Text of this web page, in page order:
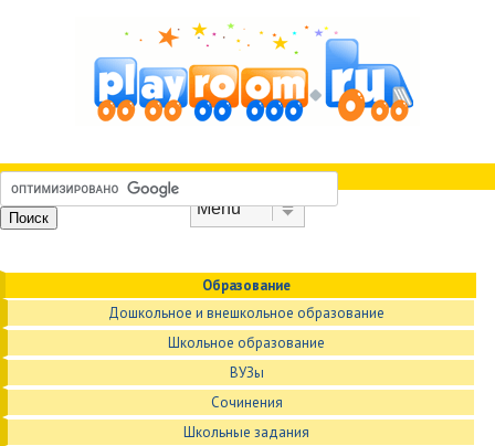
Образование
Дошкольное и внешкольное образование
Школьное образование
ВУЗы
Сочинения
Школьные задания